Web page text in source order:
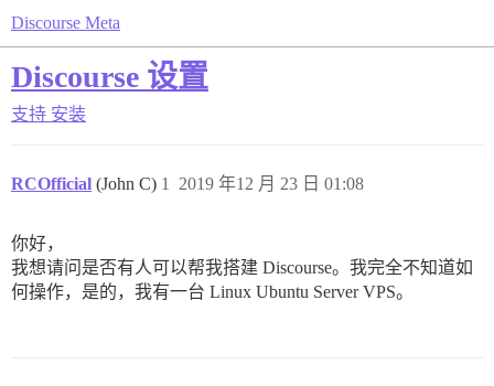
Discourse Meta
Discourse 设置
支持 安装
RCOfficial (John C) 2019 年12 月 23 日 01:08
1
你好，
我想请问是否有人可以帮我搭建 Discourse。我完全不知道如
何操作，是的，我有一台 Linux Ubuntu Server VPS。